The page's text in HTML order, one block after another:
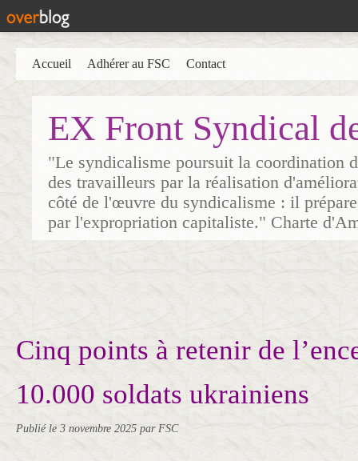
EX Front Syndical
"Le syndicalisme poursuit la coordination
des travailleurs par la réalisation
côté de l'œuvre du syndicalisme : il
par l'expropriation capitaliste." Charte
Accueil Adhérer au FSC Contact
Cinq points à retenir de
10.000 soldats ukrainiens
Publié le 3 novembre 2025 par FSC